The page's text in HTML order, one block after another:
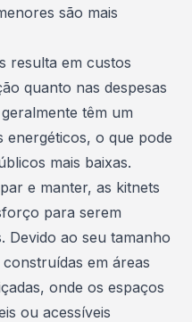
são mais
resulta em custos
quanto nas despesas
têm um
o que pode
mais baixas.
e manter, as kitnets
para serem
Devido ao seu tamanho
em áreas
onde os espaços
ou acessíveis